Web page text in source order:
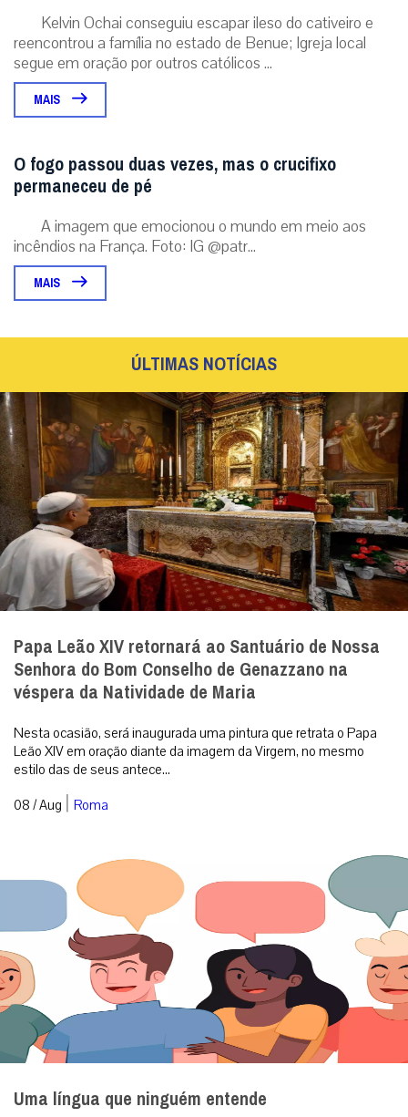
Kelvin Ochai conseguiu escapar ileso do cativeiro e
reencontrou a família no estado de Benue; Igreja local
segue em oração por outros católicos ...
MAIS
O fogo passou duas vezes, mas o crucifixo
permaneceu de pé
A imagem que emocionou o mundo em meio aos
incêndios na França. Foto: IG @patr...
MAIS
ÚLTIMAS NOTÍCIAS
Papa Leão XIV retornará ao Santuário de Nossa
Senhora do Bom Conselho de Genazzano na
véspera da Natividade de Maria
Nesta ocasião, será inaugurada uma pintura que retrata o Papa
Leão XIV em oração diante da imagem da Virgem, no mesmo
estilo das de seus antece...
08 / Aug | Roma
Uma língua que ninguém entende